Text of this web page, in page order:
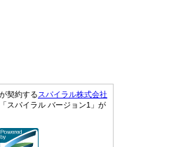
契約するスパイラル株式会社
スパイラル バージョン1」が